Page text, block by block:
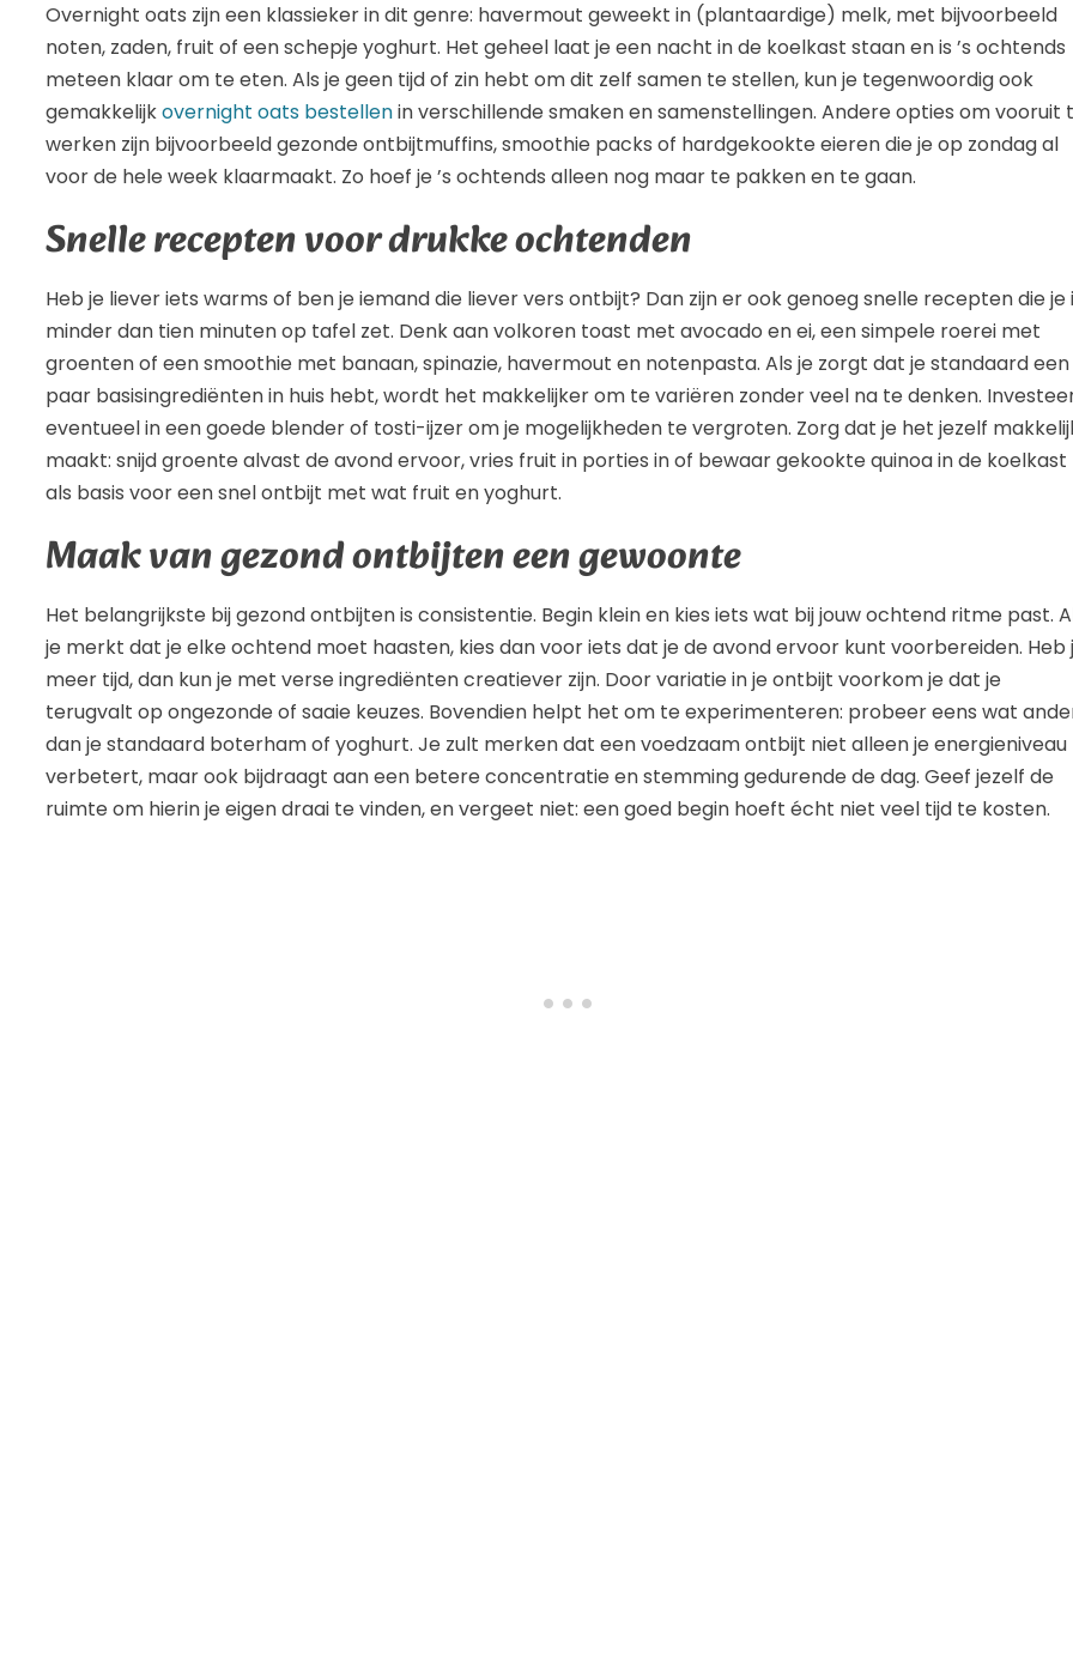
Overnight oats zijn een klassieker in dit genre: havermout geweekt in (plantaardige) melk, met bijvoorbeeld
noten, zaden, fruit of een schepje yoghurt. Het geheel laat je een nacht in de koelkast staan en is ’s ochtends
meteen klaar om te eten. Als je geen tijd of zin hebt om dit zelf samen te stellen, kun je tegenwoordig ook
gemakkelijkovernight oats bestellenin verschillende smaken en samenstellingen. Andere opties om vooruit
werken zijn bijvoorbeeld gezonde ontbijtmuffins, smoothie packs of hardgekookte eieren die je op zondag al
voor de hele week klaarmaakt. Zo hoef je ’s ochtends alleen nog maar te pakken en te gaan.
Snelle recepten voor drukke ochtenden
Heb je liever iets warms of ben je iemand die liever vers ontbijt? Dan zijn er ook genoeg snelle recepten die je
minder dan tien minuten op tafel zet. Denk aan volkoren toast met avocado en ei, een simpele roerei met
groenten of een smoothie met banaan, spinazie, havermout en notenpasta. Als je zorgt dat je standaard een
paar basisingrediënten in huis hebt, wordt het makkelijker om te variëren zonder veel na te denken.
eventueel in een goede blender of tosti-ijzer om je mogelijkheden te vergroten. Zorg dat je het jezelf
maakt: snijd groente alvast de avond ervoor, vries fruit in porties in of bewaar gekookte quinoa in de koelkast
als basis voor een snel ontbijt met wat fruit en yoghurt.
Maak van gezond ontbijten een gewoonte
Het belangrijkste bij gezond ontbijten is consistentie. Begin klein en kies iets wat bij jouw ochtend ritme past.
je merkt dat je elke ochtend moet haasten, kies dan voor iets dat je de avond ervoor kunt voorbereiden. Heb
meer tijd, dan kun je met verse ingrediënten creatiever zijn. Door variatie in je ontbijt voorkom je dat je
terugvalt op ongezonde of saaie keuzes. Bovendien helpt het om te experimenteren: probeer eens wat
dan je standaard boterham of yoghurt. Je zult merken dat een voedzaam ontbijt niet alleen je energieniveau
verbetert, maar ook bijdraagt aan een betere concentratie en stemming gedurende de dag. Geef jezelf de
ruimte om hierin je eigen draai te vinden, en vergeet niet: een goed begin hoeft écht niet veel tijd te kosten.